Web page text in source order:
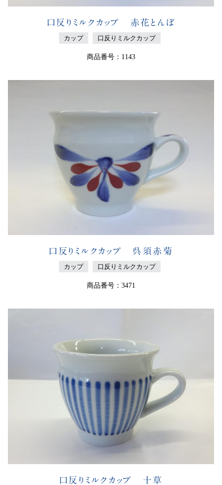
口反りミルクカップ 赤花とんぼ
カップ 口反りミルクカップ
商品番号：1143
口反りミルクカップ 呉須赤菊
カップ 口反りミルクカップ
商品番号：3471
口反りミルクカップ 十草